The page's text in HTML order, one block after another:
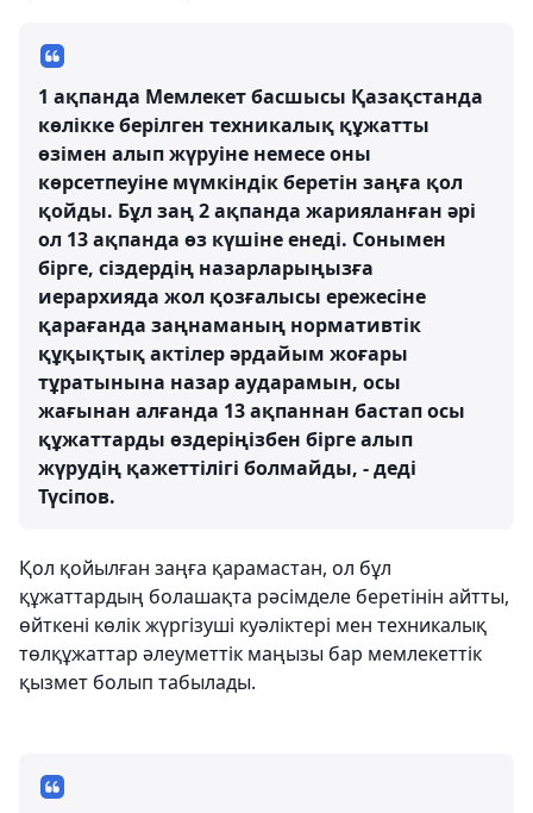
1 ақпанда Мемлекет басшысы Қазақстанда
көлікке берілген техникалық құжатты
өзімен алып жүруіне немесе оны
көрсетпеуіне мүмкіндік беретін заңға қол
қойды. Бұл заң 2 ақпанда жарияланған әрі
ол 13 ақпанда өз күшіне енеді. Сонымен
бірге, сіздердің назарларыңызға
иерархияда жол қозғалысы ережесіне
қарағанда заңнаманың нормативтік
құқықтық актілер әрдайым жоғары
тұратынына назар аударамын, осы
жағынан алғанда 13 ақпаннан бастап осы
құжаттарды өздеріңізбен бірге алып
жүрудің қажеттілігі болмайды, - деді
Түсіпов.
Қол қойылған заңға қарамастан, ол бұл
құжаттардың болашақта рәсімделе беретінін айтты,
өйткені көлік жүргізуші куәліктері мен техникалық
төлқұжаттар әлеуметтік маңызы бар мемлекеттік
қызмет болып табылады.